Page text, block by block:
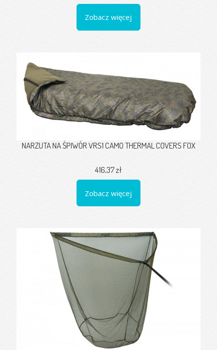
Zobacz więcej
NARZUTA NA ŚPIWÓR VRS1 CAMO THERMAL COVERS FOX
416,37 zł
Zobacz więcej